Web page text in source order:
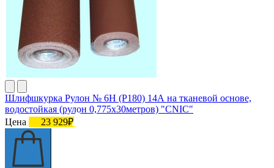
Шлифшкурка Рулон № 6Н (P180) 14А на тканевой основе,
водостойкая (рулон 0,775х30метров) "CNIC"
Цена
23 929₽